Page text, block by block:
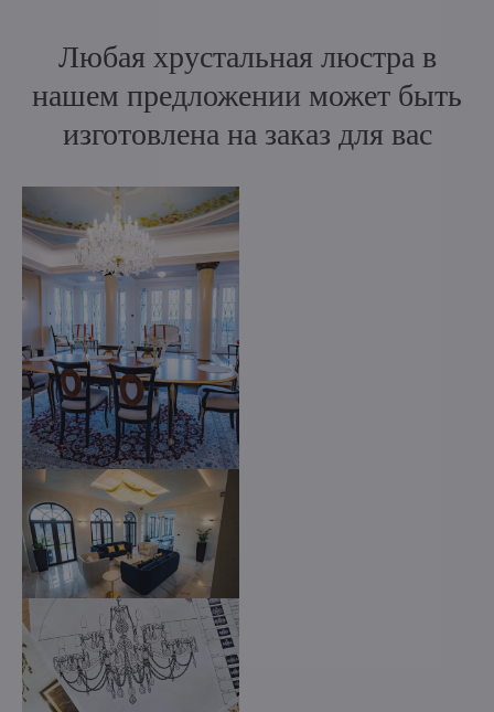
Любая хрустальная люстра в
нашем предложении может быть
изготовлена на заказ для вас